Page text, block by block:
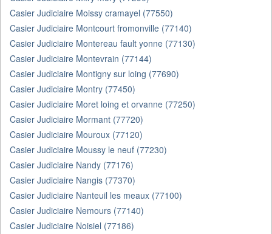
Casier Judiciaire Moissy cramayel (77550)
Casier Judiciaire Montcourt fromonville (77140)
Casier Judiciaire Montereau fault yonne (77130)
Casier Judiciaire Montevrain (77144)
Casier Judiciaire Montigny sur loing (77690)
Casier Judiciaire Montry (77450)
Casier Judiciaire Moret loing et orvanne (77250)
Casier Judiciaire Mormant (77720)
Casier Judiciaire Mouroux (77120)
Casier Judiciaire Moussy le neuf (77230)
Casier Judiciaire Nandy (77176)
Casier Judiciaire Nangis (77370)
Casier Judiciaire Nanteuil les meaux (77100)
Casier Judiciaire Nemours (77140)
Casier Judiciaire Noisiel (77186)